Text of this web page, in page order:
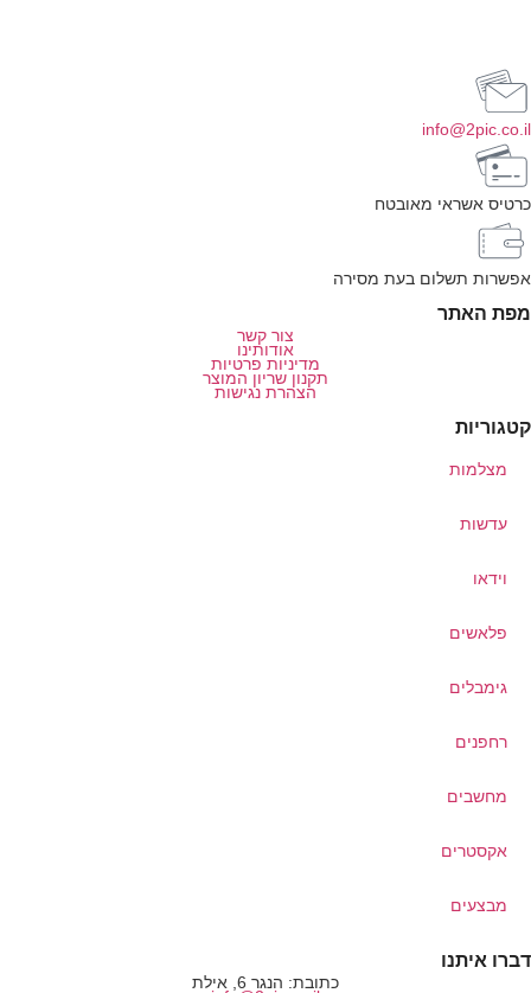
info@2pic.co.il
כרטיס אשראי מאובטח
אפשרות תשלום בעת מסירה
מפת האתר
צור קשר
אודותינו
מדיניות פרטיות
תקנון שריון המוצר
הצהרת נגישות
קטגוריות
מצלמות
עדשות
וידאו
פלאשים
גימבלים
רחפנים
מחשבים
אקסטרים
מבצעים
דברו איתנו
כתובת: הנגר 6, אילת